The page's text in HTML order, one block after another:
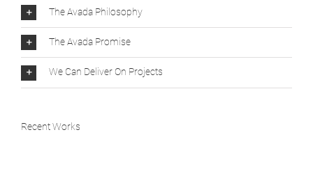
The Avada Philosophy
The Avada Promise
We Can Deliver On Projects
Recent Works